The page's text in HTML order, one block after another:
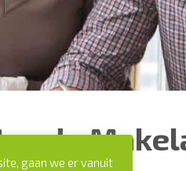
de
gaan we er vanuit